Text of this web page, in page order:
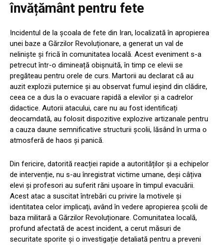
învățământ pentru fete
Incidentul de la școala de fete din Iran, localizată în apropierea
unei baze a Gărzilor Revoluționare, a generat un val de
neliniște și frică în comunitatea locală. Acest eveniment s-a
petrecut într-o dimineață obișnuită, în timp ce elevii se
pregăteau pentru orele de curs. Martorii au declarat că au
auzit explozii puternice și au observat fumul ieșind din clădire,
ceea ce a dus la o evacuare rapidă a elevilor și a cadrelor
didactice. Autorii atacului, care nu au fost identificați
deocamdată, au folosit dispozitive explozive artizanale pentru
a cauza daune semnificative structurii școlii, lăsând în urma o
atmosferă de haos și panică.
Din fericire, datorită reacției rapide a autorităților și a echipelor
de intervenție, nu s-au înregistrat victime umane, deși câțiva
elevi și profesori au suferit răni ușoare în timpul evacuării.
Acest atac a suscitat întrebări cu privire la motivele și
identitatea celor implicați, având în vedere apropierea școlii de
baza militară a Gărzilor Revoluționare. Comunitatea locală,
profund afectată de acest incident, a cerut măsuri de
securitate sporite și o investigație detaliată pentru a preveni